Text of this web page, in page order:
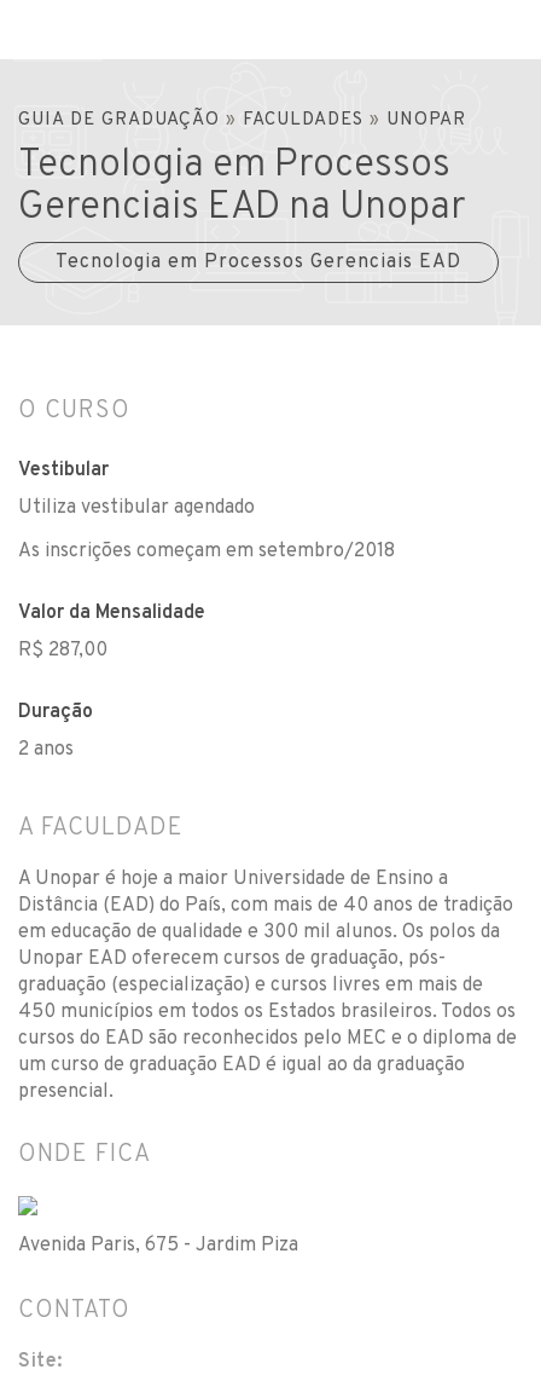
GUIA DE GRADUAÇÃO » FACULDADES » UNOPAR
Tecnologia em Processos
Gerenciais EAD na Unopar
Tecnologia em Processos Gerenciais EAD
O CURSO
Vestibular
Utiliza vestibular agendado
As inscrições começam em setembro/2018
Valor da Mensalidade
R$ 287,00
Duração
2 anos
A FACULDADE
A Unopar é hoje a maior Universidade de Ensino a
Distância (EAD) do País, com mais de 40 anos de tradição
em educação de qualidade e 300 mil alunos. Os polos da
Unopar EAD oferecem cursos de graduação, pós-
graduação (especialização) e cursos livres em mais de
450 municípios em todos os Estados brasileiros. Todos os
cursos do EAD são reconhecidos pelo MEC e o diploma de
um curso de graduação EAD é igual ao da graduação
presencial.
ONDE FICA
Avenida Paris, 675 - Jardim Piza
CONTATO
Site: